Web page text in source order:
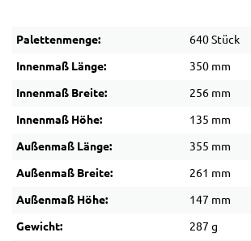
Palettenmenge: 640 Stück
Innenmaß Länge: 350 mm
Innenmaß Breite: 256 mm
Innenmaß Höhe: 135 mm
Außenmaß Länge: 355 mm
Außenmaß Breite: 261 mm
Außenmaß Höhe: 147 mm
Gewicht: 287 g